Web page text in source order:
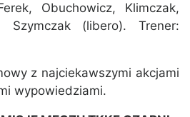
Obuchowicz, Klimczak,
Szymczak (libero). Trener:
z najciekawszymi akcjami
wypowiedziami.